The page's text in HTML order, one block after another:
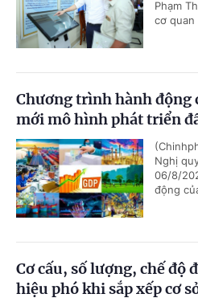
Phạm
cơ quan
Chương trình hành động
mới mô hình phát triển
Nghị
06/8/
động
Cơ cấu, số lượng, chế độ
hiệu phó khi sắp xếp cơ